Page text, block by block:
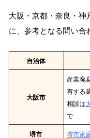
大阪・京都・奈良・神
に、参考となる問い合
自治体
大阪市
産業廃
有する
相談は
で
堺市
堺市家